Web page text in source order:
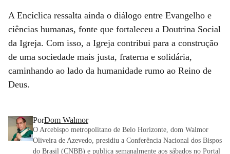
A Encíclica ressalta ainda o diálogo entre Evangelho e
ciências humanas, fonte que fortaleceu a Doutrina Social
da Igreja. Com isso, a Igreja contribui para a construção
de uma sociedade mais justa, fraterna e solidária,
caminhando ao lado da humanidade rumo ao Reino de
Deus.
PorDom Walmor
O Arcebispo metropolitano de Belo Horizonte, dom Walmor
Oliveira de Azevedo, presidiu a Conferência Nacional dos Bispos
do Brasil (CNBB) e publica semanalmente aos sábados no Portal